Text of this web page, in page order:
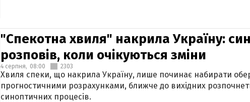
"Спекотна хвиля" накрила Україну:
розповів, коли очікуються зміни
4 серпня, 08:00 2303
Хвиля спеки, що накрила Україну, лише починає набирати
прогностичними розрахунками, ближче до вихідних
синоптичних процесів.